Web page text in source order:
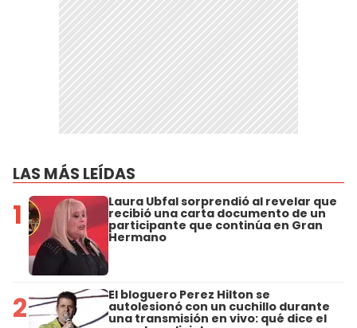
LAS MÁS LEÍDAS
1 Laura Ubfal sorprendió al revelar que
recibió una carta documento de un
participante que continúa en Gran
Hermano
2 El bloguero Perez Hilton se
autolesionó con un cuchillo durante
una transmisión en vivo: qué dice el